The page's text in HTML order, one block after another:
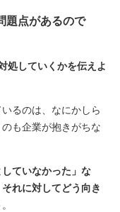
題点があるので
処していくかを伝えよ
るのは、なにかしら
も企業が抱きがちな
していなかった」な
れに対してどう向き
。